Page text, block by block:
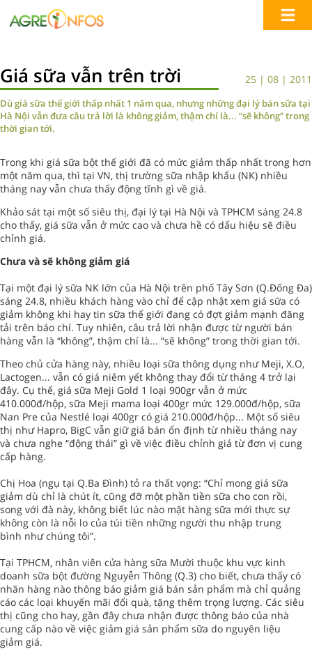
Giá sữa vẫn trên trời 25 | 08 | 2011
Dù giá sữa thế giới thấp nhất 1 năm qua, nhưng những đại lý bán sữa tại
Hà Nội vẫn đưa câu trả lời là không giảm, thậm chí là... “sẽ không” trong
thời gian tới.
Trong khi giá sữa bột thế giới đã có mức giảm thấp nhất trong hơn
một năm qua, thì tại VN, thị trường sữa nhập khẩu (NK) nhiều
tháng nay vẫn chưa thấy động tĩnh gì về giá.
Khảo sát tại một số siêu thị, đại lý tại Hà Nội và TPHCM sáng 24.8
cho thấy, giá sữa vẫn ở mức cao và chưa hề có dấu hiệu sẽ điều
chỉnh giá.
Chưa và sẽ không giảm giá
Tại một đại lý sữa NK lớn của Hà Nội trên phố Tây Sơn (Q.Đống Đa)
sáng 24.8, nhiều khách hàng vào chỉ để cập nhật xem giá sữa có
giảm không khi hay tin sữa thế giới đang có đợt giảm mạnh đăng
tải trên báo chí. Tuy nhiên, câu trả lời nhận được từ người bán
hàng vẫn là “không”, thậm chí là... “sẽ không” trong thời gian tới.
Theo chủ cửa hàng này, nhiều loại sữa thông dụng như Meji, X.O,
Lactogen... vẫn có giá niêm yết không thay đổi từ tháng 4 trở lại
đây. Cụ thể, giá sữa Meji Gold 1 loại 900gr vẫn ở mức
410.000đ/hộp, sữa Meji mama loại 400gr mức 129.000đ/hộp, sữa
Nan Pre của Nestlé loại 400gr có giá 210.000đ/hộp... Một số siêu
thị như Hapro, BigC vẫn giữ giá bán ổn định từ nhiều tháng nay
và chưa nghe “động thái” gì về việc điều chỉnh giá từ đơn vị cung
cấp hàng.
Chị Hoa (ngụ tại Q.Ba Đình) tỏ ra thất vọng: “Chỉ mong giá sữa
giảm dù chỉ là chút ít, cũng đỡ một phần tiền sữa cho con rồi,
song với đà này, không biết lúc nào mặt hàng sữa mới thực sự
không còn là nỗi lo của túi tiền những người thu nhập trung
bình như chúng tôi”.
Tại TPHCM, nhân viên cửa hàng sữa Mười thuộc khu vực kinh
doanh sữa bột đường Nguyễn Thông (Q.3) cho biết, chưa thấy có
nhãn hàng nào thông báo giảm giá bán sản phẩm mà chỉ quảng
cáo các loại khuyến mãi đổi quà, tặng thêm trọng lượng. Các siêu
thị cũng cho hay, gần đây chưa nhận được thông báo của nhà
cung cấp nào về việc giảm giá sản phẩm sữa do nguyên liệu
giảm giá.